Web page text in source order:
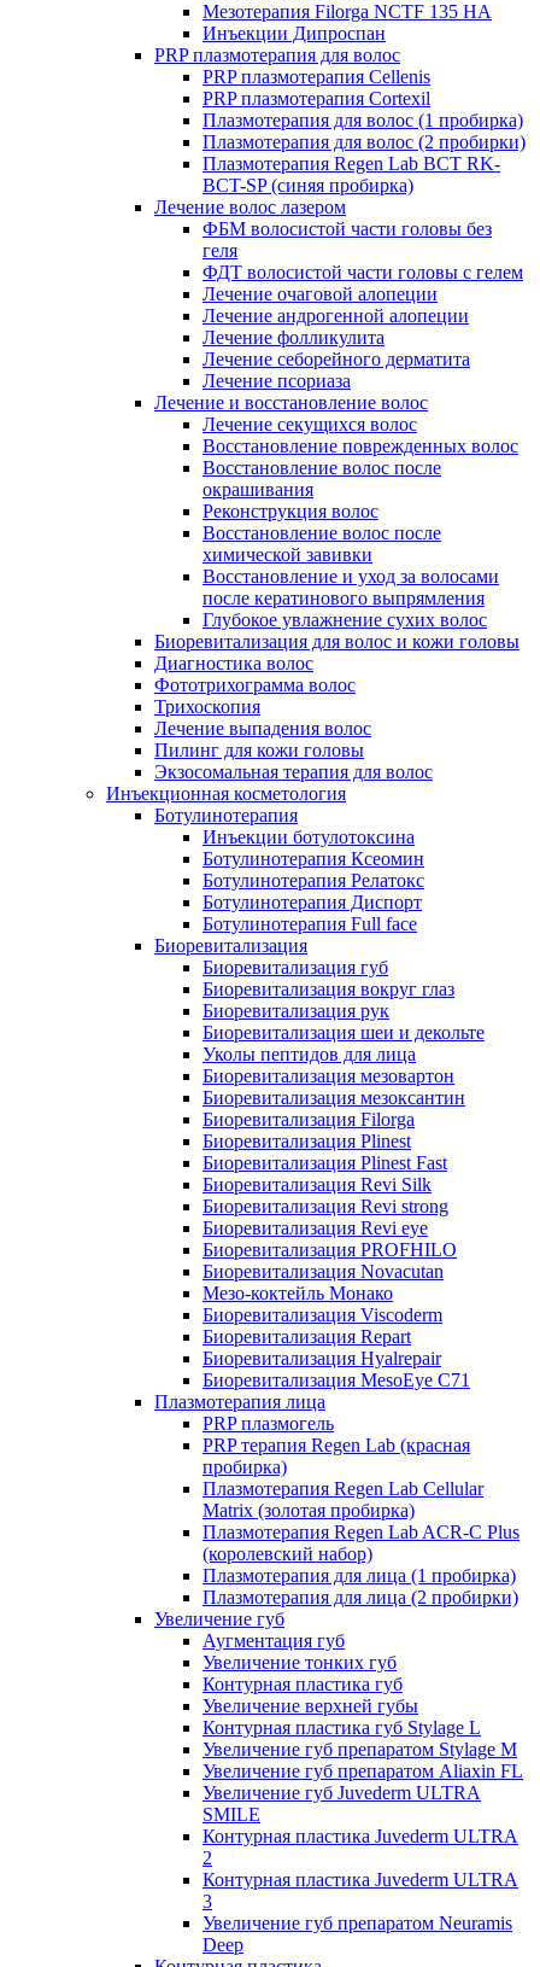
Мезотерапия Filorga NCTF 135 HA
Инъекции Дипроспан
PRP плазмотерапия для волос
PRP плазмотерапия Cellenis
PRP плазмотерапия Cortexil
Плазмотерапия для волос (1 пробирка)
Плазмотерапия для волос (2 пробирки)
Плазмотерапия Regen Lab BCT RK-
BCT-SP (синяя пробирка)
Лечение волос лазером
ФБМ волосистой части головы без
геля
ФДТ волосистой части головы с гелем
Лечение очаговой алопеции
Лечение андрогенной алопеции
Лечение фолликулита
Лечение себорейного дерматита
Лечение псориаза
Лечение и восстановление волос
Лечение секущихся волос
Восстановление поврежденных волос
Восстановление волос после
окрашивания
Реконструкция волос
Восстановление волос после
химической завивки
Восстановление и уход за волосами
после кератинового выпрямления
Глубокое увлажнение сухих волос
Биоревитализация для волос и кожи головы
Диагностика волос
Фототрихограмма волос
Трихоскопия
Лечение выпадения волос
Пилинг для кожи головы
Экзосомальная терапия для волос
Инъекционная косметология
Ботулинотерапия
Инъекции ботулотоксина
Ботулинотерапия Ксеомин
Ботулинотерапия Релатокс
Ботулинотерапия Диспорт
Ботулинотерапия Full face
Биоревитализация
Биоревитализация губ
Биоревитализация вокруг глаз
Биоревитализация рук
Биоревитализация шеи и декольте
Уколы пептидов для лица
Биоревитализация мезовартон
Биоревитализация мезоксантин
Биоревитализация Filorga
Биоревитализация Plinest
Биоревитализация Plinest Fast
Биоревитализация Revi Silk
Биоревитализация Revi strong
Биоревитализация Revi eye
Биоревитализация PROFHILO
Биоревитализация Novacutan
Мезо-коктейль Монако
Биоревитализация Viscoderm
Биоревитализация Repart
Биоревитализация Hyalrepair
Биоревитализация MesoEye C71
Плазмотерапия лица
PRP плазмогель
PRP терапия Regen Lab (красная
пробирка)
Плазмотерапия Regen Lab Cellular
Matrix (золотая пробирка)
Плазмотерапия Regen Lab ACR-C Plus
(королевский набор)
Плазмотерапия для лица (1 пробирка)
Плазмотерапия для лица (2 пробирки)
Увеличение губ
Аугментация губ
Увеличение тонких губ
Контурная пластика губ
Увеличение верхней губы
Контурная пластика губ Stylage L
Увеличение губ препаратом Stylage M
Увеличение губ препаратом Aliaxin FL
Увеличение губ Juvederm ULTRA
SMILE
Контурная пластика Juvederm ULTRA
2
Контурная пластика Juvederm ULTRA
3
Увеличение губ препаратом Neuramis
Deep